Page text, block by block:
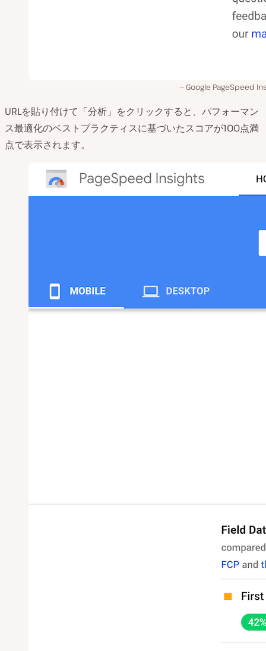
Google PageSpeed
URLを貼り付けて「分析」をクリックすると、パフォーマン
ス最適化のベストプラクティスに基づいたスコアが100点満
点で表示されます。